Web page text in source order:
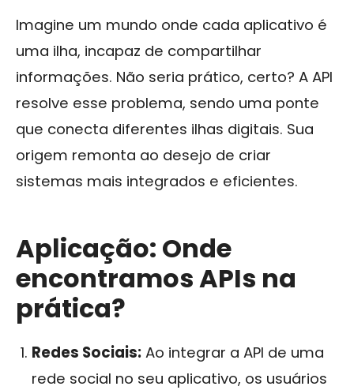
Imagine um mundo onde cada aplicativo é
uma ilha, incapaz de compartilhar
informações. Não seria prático, certo? A API
resolve esse problema, sendo uma ponte
que conecta diferentes ilhas digitais. Sua
origem remonta ao desejo de criar
sistemas mais integrados e eficientes.
Aplicação: Onde
encontramos APIs na
prática?
Redes Sociais: Ao integrar a API de uma
rede social no seu aplicativo, os usuários